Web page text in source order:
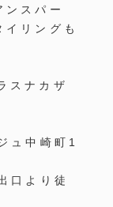
ンスパー
リングも
ナカザ
ュ中崎町1
口より徒